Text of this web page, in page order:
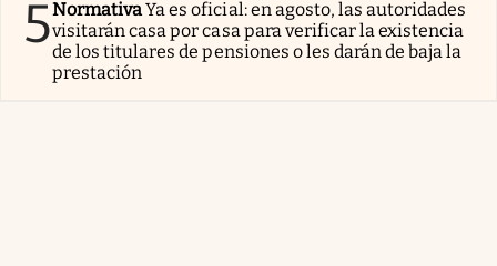
5NormativaYa es oficial: en agosto, las autoridades
visitarán casa por casa para verificar la existencia
de los titulares de pensiones o les darán de baja la
prestación